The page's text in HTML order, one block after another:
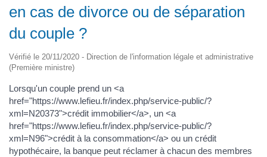
en cas de divorce ou de séparation
du couple ?
Vérifié le 20/11/2020 - Direction de l'information légale et administrative
(Première ministre)
Lorsqu'un couple prend un <a
href="https://www.lefieu.fr/index.php/service-public/?
xml=N20373">crédit immobilier</a>, un <a
href="https://www.lefieu.fr/index.php/service-public/?
xml=N96">crédit à la consommation</a> ou un crédit
hypothécaire, la banque peut réclamer à chacun des membres